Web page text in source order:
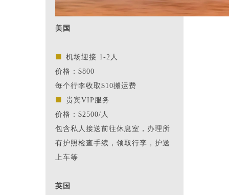
美国
■ 机场迎接 1-2人
价格：$800
每个行李收取$10搬运费
■ 贵宾VIP服务
价格：$2500/人
包含私人接送前往休息室，办理所
有护照检查手续，领取行李，护送
上车等
英国